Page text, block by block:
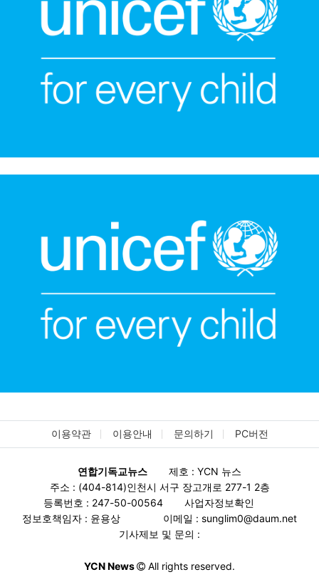
이용약관 이용안내 문의하기 PC버전
연합기독교뉴스
제호 : YCN 뉴스
주소 : (404-814)인천시 서구 장고개로 277-1 2층
등록번호 : 247-50-00564
사업자정보확인
정보호책임자 : 윤용상
이메일 : sunglim0@daum.net
기사제보 및 문의 :
YCN News All rights reserved.